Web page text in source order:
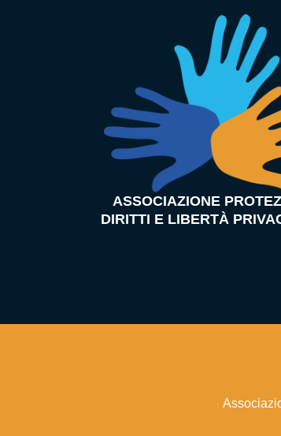
ASSOCIAZIONE
DIRITTI E LIBERTÀ